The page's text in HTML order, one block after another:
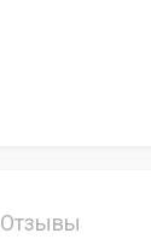
Отзывы